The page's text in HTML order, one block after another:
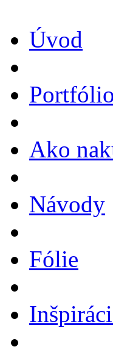
Úvod
Portfólio
Ako
Návody
Fólie